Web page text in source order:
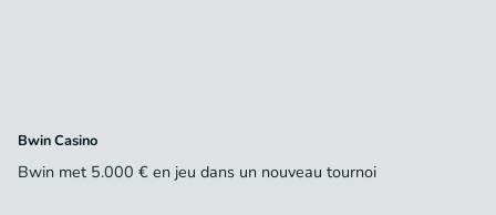
Bwin Casino
Bwin met 5.000 € en jeu dans un nouveau tournoi